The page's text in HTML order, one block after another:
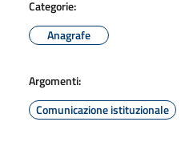
Categorie:
Anagrafe
Argomenti:
Comunicazione istituzionale